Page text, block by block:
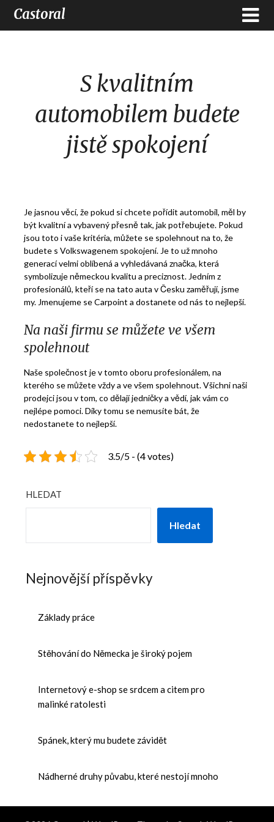
Castoral
S kvalitním
automobilem budete
jistě spokojení
Je jasnou věcí, že pokud si chcete pořídit automobil, měl by
být kvalitní a vybavený přesně tak, jak potřebujete. Pokud
jsou toto i vaše kritéria, můžete se spolehnout na to, že
budete s Volkswagenem spokojení. Je to už mnoho
generací velmi oblíbená a vyhledávaná značka, která
symbolizuje německou kvalitu a preciznost. Jedním z
profesionálů, kteří se na tato auta v Česku zaměřují, jsme
my. Jmenujeme se Carpoint a dostanete od nás to nejlepší.
Na naši firmu se můžete ve všem
spolehnout
Naše společnost je v tomto oboru profesionálem, na
kterého se můžete vždy a ve všem spolehnout. Všichni naši
prodejci jsou v tom, co dělají jedničky a vědí, jak vám co
nejlépe pomoci. Díky tomu se nemusíte bát, že
nedostanete to nejlepší.
3.5/5 - (4 votes)
HLEDAT
Hledat
Nejnovější příspěvky
Základy práce
Stěhování do Německa je široký pojem
Internetový e-shop se srdcem a citem pro
malinké ratolesti
Spánek, který mu budete závidět
Nádherné druhy půvabu, které nestojí mnoho